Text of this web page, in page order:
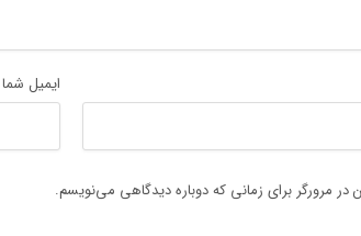
ایمیل شما
در مرورگر برای زمانی که دوباره دیدگاهی می‌نویسم.